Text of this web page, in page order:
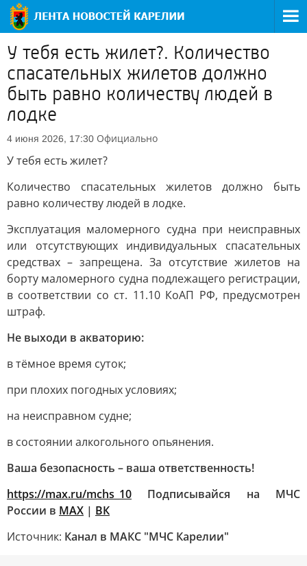
У тебя есть жилет?. Количество
спасательных жилетов должно
быть равно количеству людей в
лодке
4 июня 2026, 17:30 Официально
У тебя есть жилет?
Количество спасательных жилетов должно быть
равно количеству людей в лодке.
Эксплуатация маломерного судна при неисправных
или отсутствующих индивидуальных спасательных
средствах – запрещена. За отсутствие жилетов на
борту маломерного судна подлежащего регистрации,
в соответствии со ст. 11.10 КоАП РФ, предусмотрен
штраф.
Не выходи в акваторию:
в тёмное время суток;
при плохих погодных условиях;
на неисправном судне;
в состоянии алкогольного опьянения.
Ваша безопасность – ваша ответственность!
https://max.ru/mchs_10 Подписывайся на МЧС
России в MAX | ВК
Источник: Канал в МАКС "МЧС Карелии"